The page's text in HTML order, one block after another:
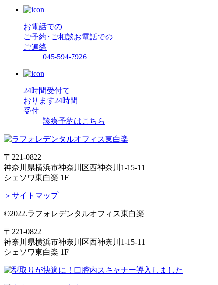
お電話での
ご予約･ご相談お電話での
ご連絡
045-594-7926
24時間受付て
おります24時間
受付
診療予約はこちら
〒221-0822
神奈川県横浜市神奈川区西神奈川1-15-11
シェソワ東白楽 1F
＞サイトマップ
©2022.ラフォレデンタルオフィス東白楽
〒221-0822
神奈川県横浜市神奈川区西神奈川1-15-11
シェソワ東白楽 1F